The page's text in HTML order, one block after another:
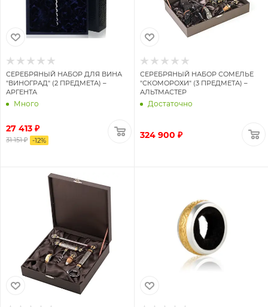
СЕРЕБРЯНЫЙ НАБОР ДЛЯ ВИНА
"ВИНОГРАД" (2 ПРЕДМЕТА) –
АРГЕНТА
Много
27 413 ₽
31 151 ₽ -12%
СЕРЕБРЯНЫЙ НАБОР СОМЕЛЬЕ
"СКОМОРОХИ" (3 ПРЕДМЕТА) –
АЛЬТМАСТЕР
Достаточно
324 900 ₽